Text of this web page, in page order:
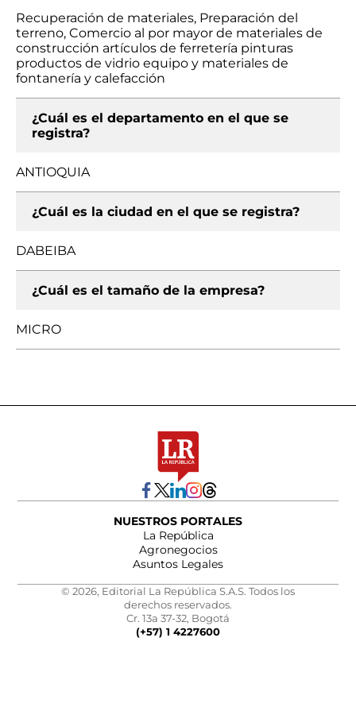
Recuperación de materiales, Preparación del
terreno, Comercio al por mayor de materiales de
construcción artículos de ferretería pinturas
productos de vidrio equipo y materiales de
fontanería y calefacción
¿Cuál es el departamento en el que se
registra?
ANTIOQUIA
¿Cuál es la ciudad en el que se registra?
DABEIBA
¿Cuál es el tamaño de la empresa?
MICRO
NUESTROS PORTALES
La República
Agronegocios
Asuntos Legales
© 2026, Editorial La República S.A.S. Todos los
derechos reservados.
Cr. 13a 37-32, Bogotá
(+57) 1 4227600